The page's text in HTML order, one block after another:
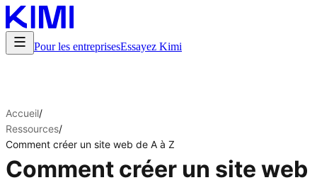
Pour les entreprisesEssayez Kimi
Accueil/
Ressources/
Comment créer un site web de A à Z
Comment créer un site web